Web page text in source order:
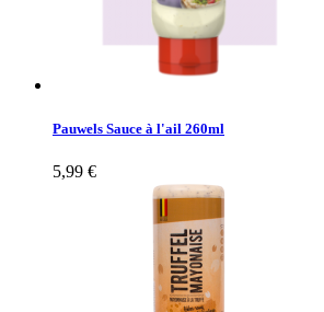
Pauwels Sauce à l'ail 260ml
5,99 €